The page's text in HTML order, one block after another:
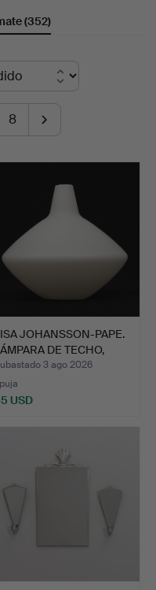
(352)
8
JOHANSSON-PAPE.
DE TECHO,
3 ago 2026
USD